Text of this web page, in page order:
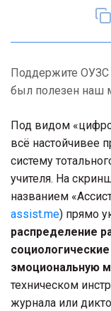
Поддержите ОУЗС
был полезен наш
Под видом
всё настойчивее
систему
учителя. На
названием
assist.me) прямо
распределение
эмоциональную
техническом
журнала или